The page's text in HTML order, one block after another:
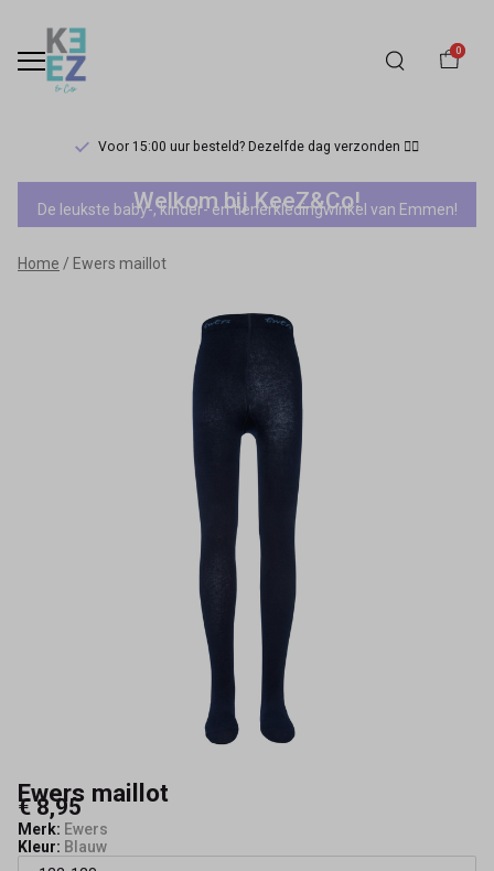
0
Voor 15:00 uur besteld? Dezelfde dag verzonden 🏃‍♀️
Ewers
maillot
Welkom bij KeeZ&Co!
De leukste baby-, kinder- en tienerkledingwinkel van Emmen!
Home Ewers maillot
Ewers maillot
€ 8,95
Merk: Ewers
Kleur: Blauw